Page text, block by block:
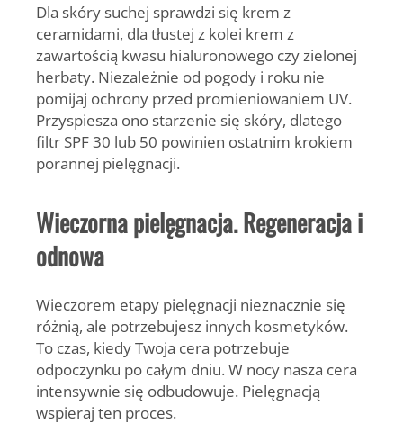
Dla skóry suchej sprawdzi się krem z
ceramidami, dla tłustej z kolei krem z
zawartością kwasu hialuronowego czy zielonej
herbaty. Niezależnie od pogody i roku nie
pomijaj ochrony przed promieniowaniem UV.
Przyspiesza ono starzenie się skóry, dlatego
filtr SPF 30 lub 50 powinien ostatnim krokiem
porannej pielęgnacji.
Wieczorna pielęgnacja. Regeneracja i
odnowa
Wieczorem etapy pielęgnacji nieznacznie się
różnią, ale potrzebujesz innych kosmetyków.
To czas, kiedy Twoja cera potrzebuje
odpoczynku po całym dniu. W nocy nasza cera
intensywnie się odbudowuje. Pielęgnacją
wspieraj ten proces.